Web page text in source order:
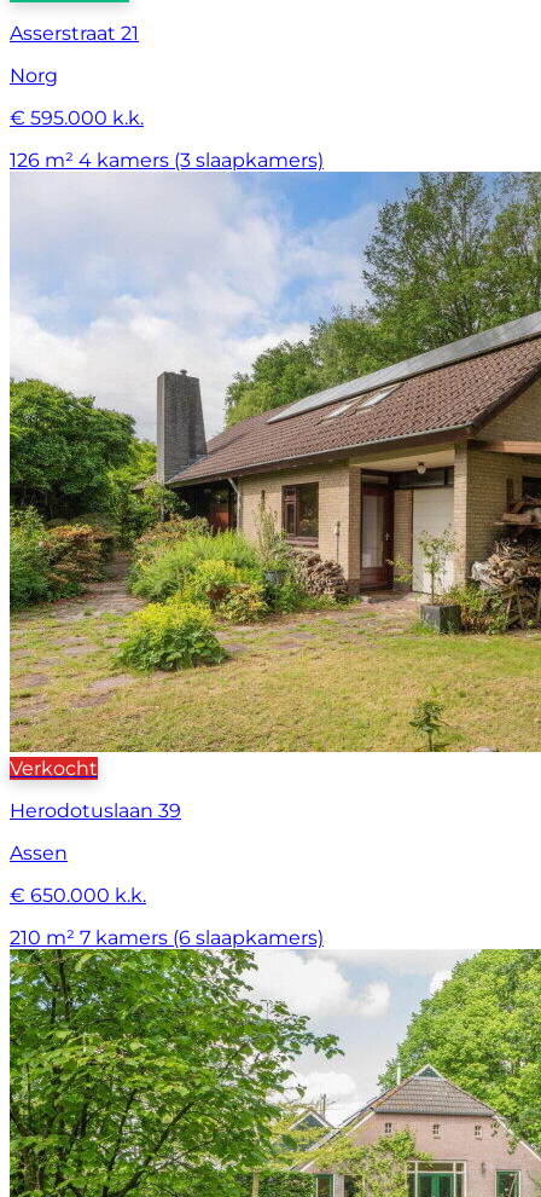
Asserstraat 21
Norg
€ 595.000 k.k.
126 m² 4 kamers (3 slaapkamers)
Verkocht
Herodotuslaan 39
Assen
€ 650.000 k.k.
210 m² 7 kamers (6 slaapkamers)